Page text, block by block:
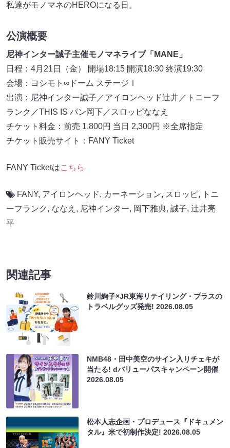
私達がモノマネのHEROになる日。
公演概要
尼神インター誠子主催モノマネライブ「MANE」
日程：4月21日（金） 開場18:15 開演18:30 終演19:30
会場：ヨシモト∞ドーム ステージⅠ
出演：尼神インター誠子／アイロンヘッド辻井／トニーフ
ランク／THIS IS パン岡下／スロッピななえ
チケット料金：前売 1,800円 当日 2,300円 ※全席指定
チケット販売サイト：FANY Ticket
FANY Ticketはこちら
FANY, アイロンヘッド, カーネーション, スロッピ,
トニ
ーフランク , ななえ , 尼神インター, 岡下雅典, 誠子, 辻井亮
平
関連記事
鈴川絢子×JR東海リテイリング・プラスの
トラベルグッズ発売!2026.08.05
NMB48・田中美空のサイン入りチェキが
当たる! dバリューパスキャンペーン開催
2026.08.05
松本人志企画・プロデュース『ドキュメン
タル』米で初制作決定!2026.08.05